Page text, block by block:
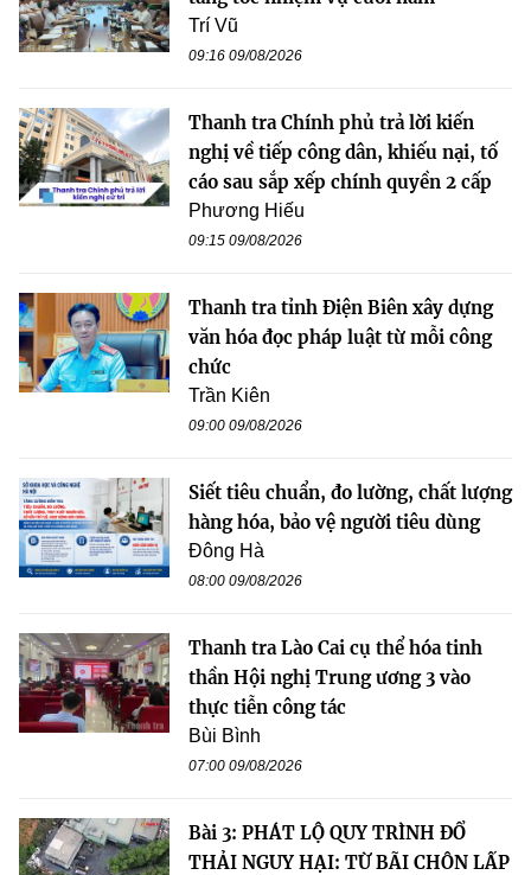
Trí Vũ
09:16 09/08/2026
Thanh tra Chính phủ trả lời kiến
nghị về tiếp công dân, khiếu nại, tố
cáo sau sắp xếp chính quyền 2 cấp
Phương Hiếu
09:15 09/08/2026
Thanh tra tỉnh Điện Biên xây dựng
văn hóa đọc pháp luật từ mỗi công
chức
Trần Kiên
09:00 09/08/2026
Siết tiêu chuẩn, đo lường, chất lượng
hàng hóa, bảo vệ người tiêu dùng
Đông Hà
08:00 09/08/2026
Thanh tra Lào Cai cụ thể hóa tinh
thần Hội nghị Trung ương 3 vào
thực tiễn công tác
Bùi Bình
07:00 09/08/2026
Bài 3: PHÁT LỘ QUY TRÌNH ĐỔ
THẢI NGUY HẠI: TỪ BÃI CHÔN LẤP